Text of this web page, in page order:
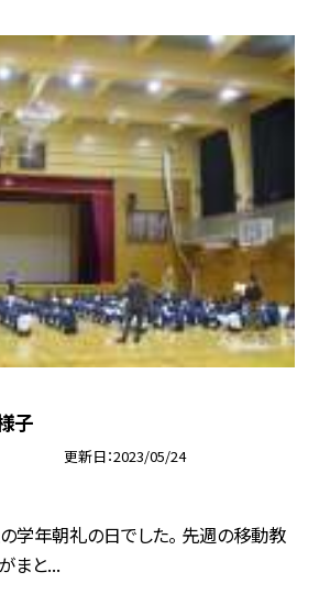
子
更新日 2023/05/24
の学年朝礼の日でした。 先週の移動教
まと...